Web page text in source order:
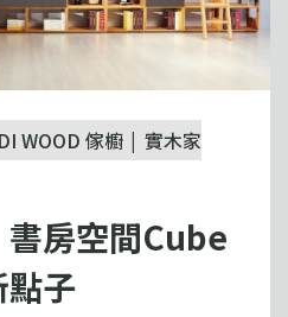
WOOD 傢櫥
實木家
書房空間Cube
子